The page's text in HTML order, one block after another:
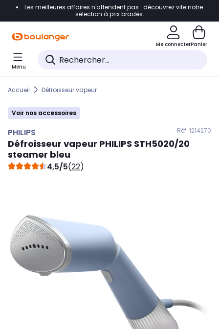
Accéder directement à la navigation
Accéder directement au pied de page
Accéder directement au chatbot
Les meilleures affaires n'attendent pas : découvrez vite notre
sélection à prix bradés.
Me connecterPanier
Menu
Accueil Défroisseur vapeur
Voir nos accessoires
PHILIPS Réf. 1214270
Défroisseur vapeur PHILIPS STH5020/20
steamer bleu
4,5/5(22)